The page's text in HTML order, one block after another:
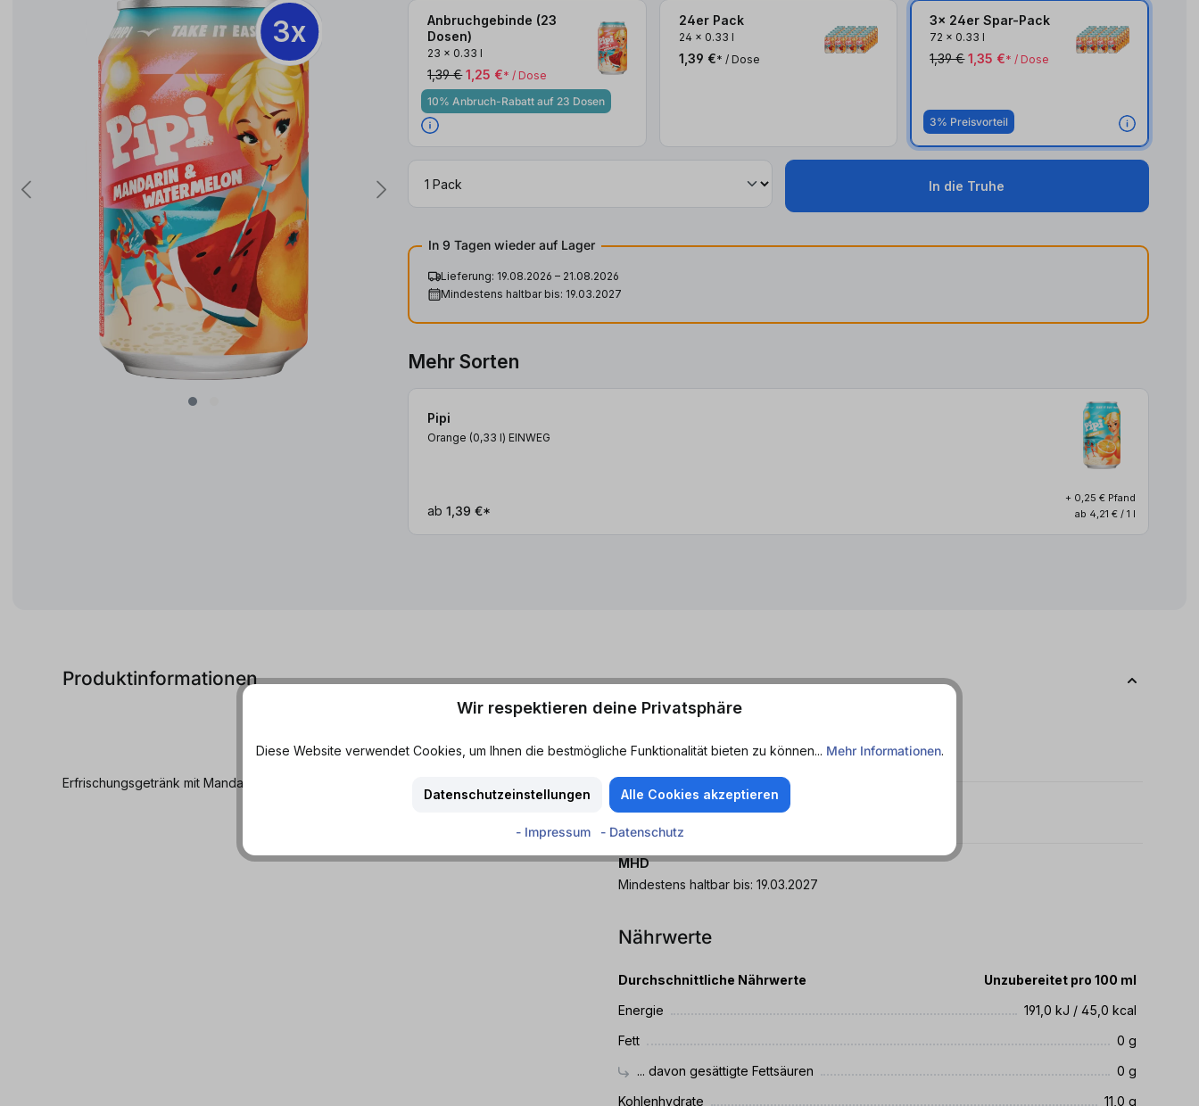
3x 3x 3x
Anbruchgebinde (23
Dosen)
23 x 0.33 l
1,39 € 1,25 €* / Dose
10% Anbruch-Rabatt auf 23 Dosen
24er Pack
24 x 0.33 l
1,39 €* / Dose
3x 24er Spar-Pack
72 x 0.33 l
1,39 € 1,35 €* / Dose
3% Preisvorteil
In die Truhe
In 9 Tagen wieder auf Lager
Lieferung: 19.08.2026 – 21.08.2026
Mindestens haltbar bis: 19.03.2027
Mehr Sorten
Pipi
Orange (0,33 l) EINWEG
ab 1,39 €*
+ 0,25 € Pfand
ab 4,21 € / 1 l
Produktinformationen
Erfrischungsgetränk mit Mandarinen und Wassermelonen Geschmack.
Eigenschaften
MHD
Mindestens haltbar bis: 19.03.2027
Nährwerte
Durchschnittliche Nährwerte
Unzubereitet pro 100 ml
Energie
191,0 kJ / 45,0 kcal
Fett
0 g
... davon gesättigte Fettsäuren
0 g
Kohlenhydrate
11,0 g
Wir respektieren deine Privatsphäre
Diese Website verwendet Cookies, um Ihnen die bestmögliche Funktionalität bieten zu können... Mehr Informationen.
Datenschutzeinstellungen Alle Cookies akzeptieren
- Impressum - Datenschutz